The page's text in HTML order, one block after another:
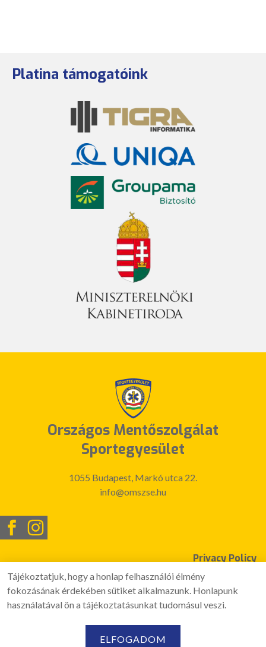
Platina támogatóink
Országos Mentőszolgálat
Sportegyesület
1055 Budapest, Markó utca 22.
info@omszse.hu
Privacy Policy
Hírlevél szabályzat
Jogi nyilatkozat
Süti (cookie) szabályzat
Tájékoztatjuk, hogy a honlap felhasználói élmény
fokozásának érdekében sütiket alkalmazunk. Honlapunk
használatával ön a tájékoztatásunkat tudomásul veszi.
ELFOGADOM